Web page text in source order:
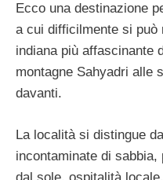
Ecco una destinazione
a cui difficilmente si può
indiana più affascinante
montagne Sahyadri alle
davanti.
La località si distingue
incontaminate di